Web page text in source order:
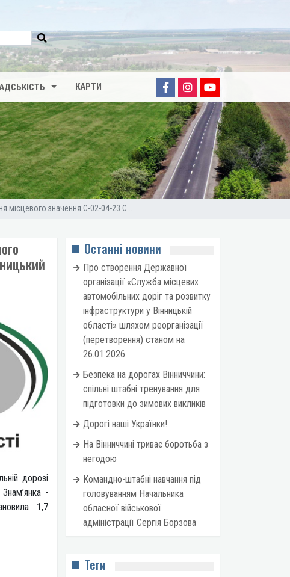
КАРТИ
місцевого значення С-02-04-23 С...
дорозі
-
1,7
Останні новини
Про створення Державної
організації «Служба місцевих
автомобільних доріг та розвитку
інфраструктури у Вінницькій
області» шляхом реорганізації
(перетворення) станом на
26.01.2026
Безпека на дорогах Вінниччини:
спільні штабні тренування для
підготовки до зимових викликів
Дорогі наші Українки!
На Вінниччині триває боротьба з
негодою
Командно-штабні навчання під
головуванням Начальника
обласної військової
адміністрації Сергія Борзова
Теги